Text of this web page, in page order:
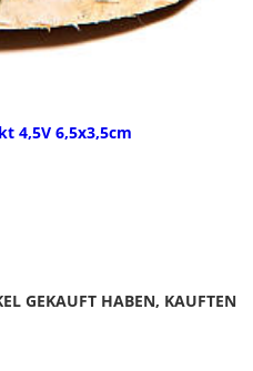
4,5V 6,5x3,5cm
GEKAUFT HABEN, KAUFTEN